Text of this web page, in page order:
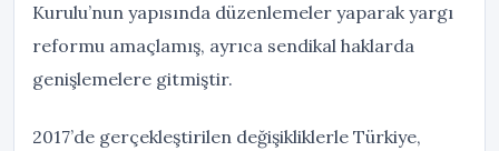
Kurulu’nun yapısında düzenlemeler yaparak yargı
reformu amaçlamış, ayrıca sendikal haklarda
genişlemelere gitmiştir.
2017’de gerçekleştirilen değişikliklerle Türkiye,